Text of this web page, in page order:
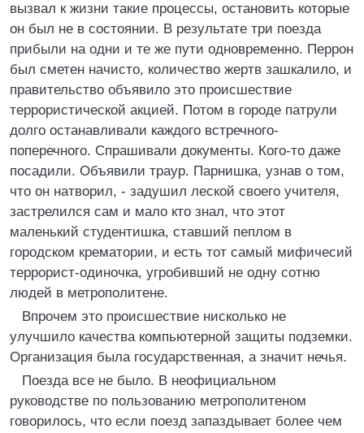
вызвал к жизни такие процессы, остановить которые
он был не в состоянии. В результате три поезда
прибыли на одни и те же пути одновременно. Перрон
был сметен начисто, количество жертв зашкалило, и
правительство объявило это происшествие
террористической акцией. Потом в городе патрули
долго останавливали каждого встречного-
поперечного. Спрашивали документы. Кого-то даже
посадили. Объявили траур. Парнишка, узнав о том,
что он натворил, - задушил леской своего учителя,
застрелился сам и мало кто знал, что этот
маленький студентишка, ставший пеплом в
городском крематории, и есть тот самый мифичесий
террорист-одиночка, угробивший не одну сотню
людей в метрополитене.
Впрочем это происшествие нисколько не
улучшило качества компьютерной защиты подземки.
Организация была государственная, а значит нечья.
Поезда все не было. В неофициальном
руководстве по пользованию метрополитеном
говорилось, что если поезд запаздывает более чем